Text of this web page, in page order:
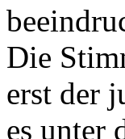
Die
erst der
es unter